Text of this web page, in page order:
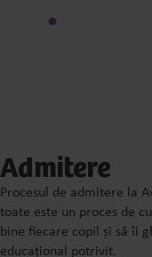
Admitere
Procesul de admitere la
toate este un proces de
bine fiecare copil și să îi
educațional potrivit.